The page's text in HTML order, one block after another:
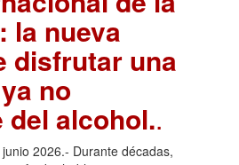
la nueva
disfrutar una
no
del alcohol..
2026.- Durante décadas,